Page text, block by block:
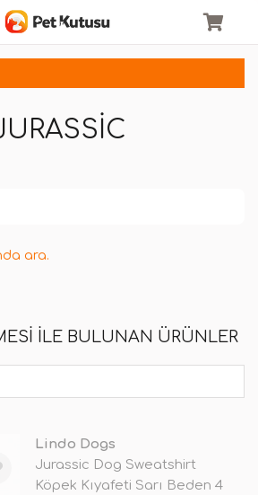
ara.
ILE BULUNAN ÜRÜNLER
Lindo Dogs
Jurassic Dog Sweatshirt
Köpek Kıyafeti Sarı Beden 4